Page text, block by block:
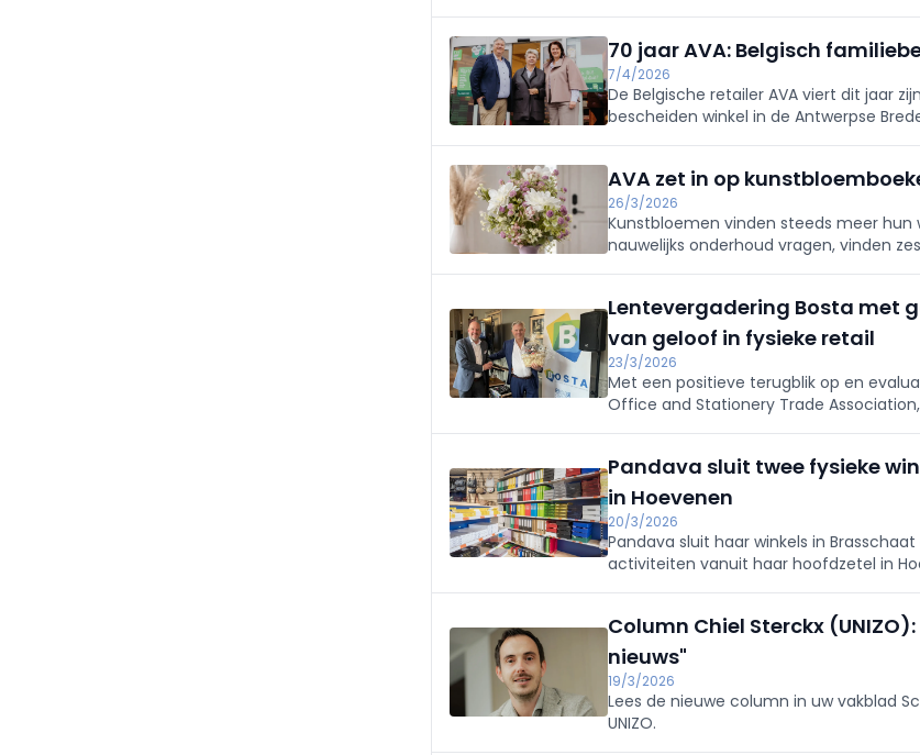
70 jaar AVA: Belgisch
7/4/2026
De Belgische retailer AVA viert dit jaar
bescheiden winkel in de Antwerpse
AVA zet in op
26/3/2026
Kunstbloemen vinden steeds meer hun
nauwelijks onderhoud vragen, vinden
Lentevergadering Bosta met
van geloof in fysieke retail
23/3/2026
Met een positieve terugblik op en
Office and Stationery Trade
Pandava sluit twee fysieke
in Hoevenen
20/3/2026
Pandava sluit haar winkels in
activiteiten vanuit haar hoofdzetel in
Column Chiel Sterckx
nieuws"
19/3/2026
Lees de nieuwe column in uw vakblad
UNIZO.